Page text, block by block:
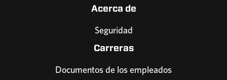
Acerca de
Seguridad
Carreras
Documentos de los empleados